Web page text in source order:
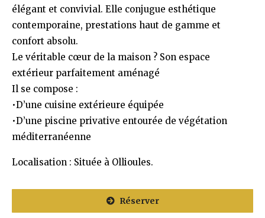
élégant et convivial. Elle conjugue esthétique
contemporaine, prestations haut de gamme et
confort absolu.
Le véritable cœur de la maison ? Son espace
extérieur parfaitement aménagé
Il se compose :
•D’une cuisine extérieure équipée
•D’une piscine privative entourée de végétation
méditerranéenne
Localisation : Située à Ollioules.
Réserver